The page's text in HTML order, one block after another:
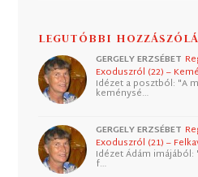
LEGUTÓBBI
GERGELY ERZSÉBET
Exoduszról (22) –
Idézet a posztból: "A
keménysé…
GERGELY ERZSÉBET
Exoduszról (21) –
Idézet Ádám
f…